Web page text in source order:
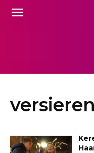
versieren